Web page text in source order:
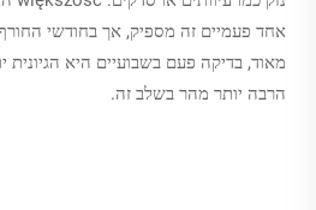
אחד פעמיים זה מספיק, אך בחודשי
מאוד, בדיקה פעם בשבועיים היא
הרבה יותר מהר בשלב זה.